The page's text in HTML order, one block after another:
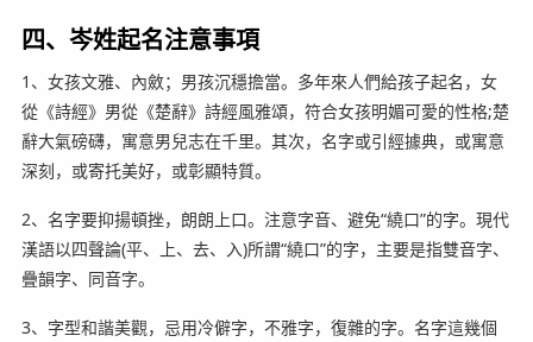
四、岑姓起名注意事項
1、女孩文雅、內斂；男孩沉穩擔當。多年來人們給孩子起名，女
從《詩經》男從《楚辭》詩經風雅頌，符合女孩明媚可愛的性格;楚
辭大氣磅礴，寓意男兒志在千里。其次，名字或引經據典，或寓意
深刻，或寄托美好，或彰顯特質。
2、名字要抑揚頓挫，朗朗上口。注意字音、避免“繞口”的字。現代
漢語以四聲論(平、上、去、入)所謂“繞口”的字，主要是指雙音字、
疊韻字、同音字。
3、字型和諧美觀，忌用冷僻字，不雅字，復雜的字。名字這幾個